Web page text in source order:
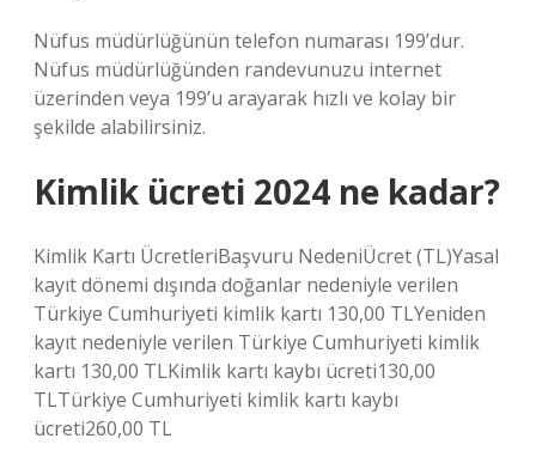
Nüfus müdürlüğünün telefon numarası 199’dur.
Nüfus müdürlüğünden randevunuzu internet
üzerinden veya 199’u arayarak hızlı ve kolay bir
şekilde alabilirsiniz.
Kimlik ücreti 2024 ne kadar?
Kimlik Kartı ÜcretleriBaşvuru NedeniÜcret (TL)Yasal
kayıt dönemi dışında doğanlar nedeniyle verilen
Türkiye Cumhuriyeti kimlik kartı 130,00 TLYeniden
kayıt nedeniyle verilen Türkiye Cumhuriyeti kimlik
kartı 130,00 TLKimlik kartı kaybı ücreti130,00
TLTürkiye Cumhuriyeti kimlik kartı kaybı
ücreti260,00 TL